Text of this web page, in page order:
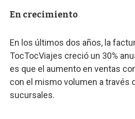
En crecimiento
En los últimos dos años, la
TocTocViajes creció un 30%
es que el aumento en ventas
con el mismo volumen a través
sucursales.